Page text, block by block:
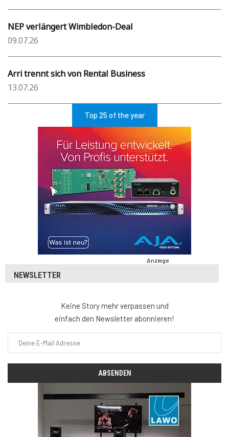
NEP verlängert Wimbledon-Deal
09.07.26
Arri trennt sich von Rental Business
13.07.26
Top 25 of the year
Anzeige
NEWSLETTER
Keine Story mehr verpassen und
einfach den Newsletter abonnieren!